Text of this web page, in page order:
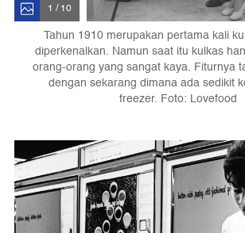
1 / 10
Tahun 1910 merupakan pertama kali
diperkenalkan. Namun saat itu kulkas
orang-orang yang sangat kaya. Fiturnya
dengan sekarang dimana ada sedikit
freezer. Foto: Lovefood